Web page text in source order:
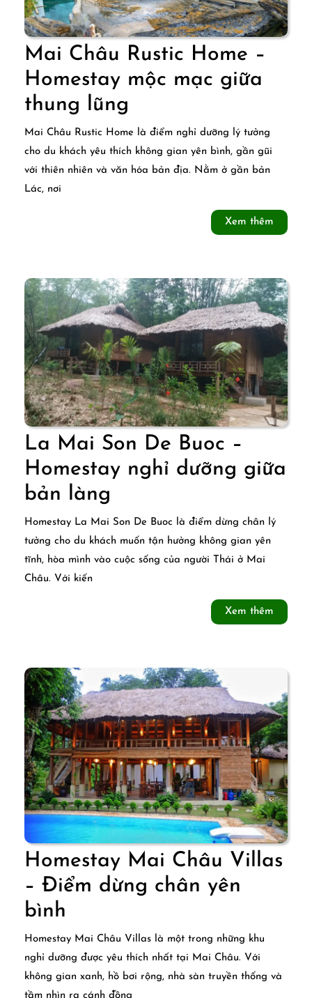
Mai Châu Rustic Home –
Homestay mộc mạc giữa
thung lũng
Châu
Rustic
Home
Homestay
mạc
giữa
thung
lũng
Mai Châu Rustic Home là điểm nghỉ dưỡng lý tưởng
cho du khách yêu thích không gian yên bình, gần gũi
với thiên nhiên và văn hóa bản địa. Nằm ở gần bản
Lác, nơi
Xem thêm
thêm
La Mai Son De Buoc –
Homestay nghỉ dưỡng giữa
bản làng
Mai
Son
De
nghỉ
dưỡng
giữa
bản
làng
Homestay La Mai Son De Buoc là điểm dừng chân lý
tưởng cho du khách muốn tận hưởng không gian yên
tĩnh, hòa mình vào cuộc sống của người Thái ở Mai
Châu. Với kiến
Xem thêm
thêm
Homestay Mai Châu Villas
– Điểm dừng chân yên
bình
Mai
Châu
Villas
Homestay Mai Châu Villas là một trong những khu
nghỉ dưỡng được yêu thích nhất tại Mai Châu. Với
không gian xanh, hồ bơi rộng, nhà sàn truyền thống và
tầm nhìn ra cánh đồng